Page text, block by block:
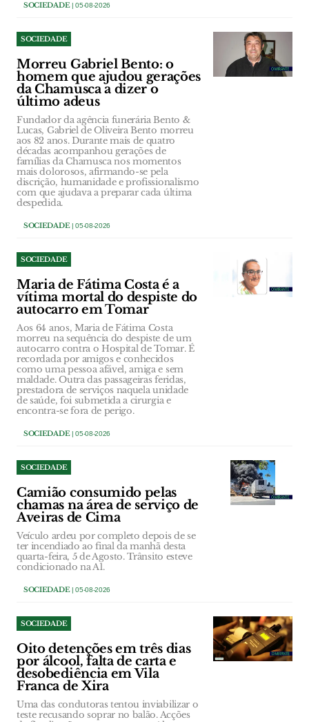
SOCIEDADE| 05-08-2026
SOCIEDADE
Morreu Gabriel Bento: o
homem que ajudou gerações
da Chamusca a dizer o
último adeus
Fundador da agência funerária Bento &
Lucas, Gabriel de Oliveira Bento morreu
aos 82 anos. Durante mais de quatro
décadas acompanhou gerações de
famílias da Chamusca nos momentos
mais dolorosos, afirmando-se pela
discrição, humanidade e profissionalismo
com que ajudava a preparar cada última
despedida.
SOCIEDADE| 05-08-2026
SOCIEDADE
Maria de Fátima Costa é a
vítima mortal do despiste do
autocarro em Tomar
Aos 64 anos, Maria de Fátima Costa
morreu na sequência do despiste de um
autocarro contra o Hospital de Tomar. É
recordada por amigos e conhecidos
como uma pessoa afável, amiga e sem
maldade. Outra das passageiras feridas,
prestadora de serviços naquela unidade
de saúde, foi submetida a cirurgia e
encontra-se fora de perigo.
SOCIEDADE| 05-08-2026
SOCIEDADE
Camião consumido pelas
chamas na área de serviço de
Aveiras de Cima
Veículo ardeu por completo depois de se
ter incendiado ao final da manhã desta
quarta-feira, 5 de Agosto. Trânsito esteve
condicionado na A1.
SOCIEDADE| 05-08-2026
SOCIEDADE
Oito detenções em três dias
por álcool, falta de carta e
desobediência em Vila
Franca de Xira
Uma das condutoras tentou inviabilizar o
teste recusando soprar no balão. Acções